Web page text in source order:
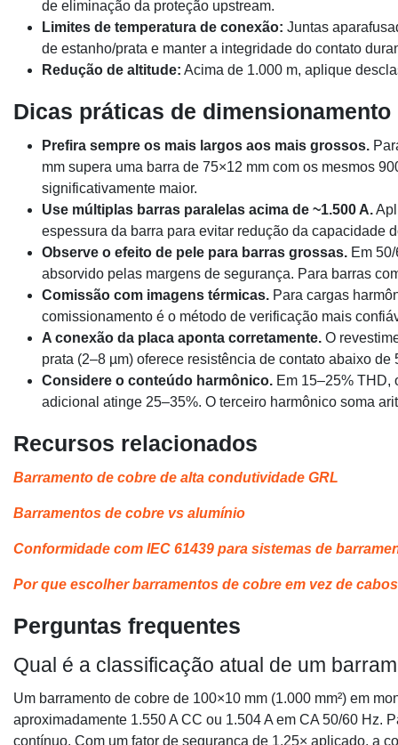
de eliminação da proteção upstream.
Limites de temperatura de conexão: Juntas
de estanho/prata e manter a integridade do contato
Redução de altitude: Acima de 1.000 m, aplique
Dicas práticas de
Prefira sempre os mais largos aos mais grossos.
mm supera uma barra de 75×12 mm com os mesmos
significativamente maior.
Use múltiplas barras paralelas acima de ~1.500 A.
espessura da barra para evitar redução da capacidade
Observe o efeito de pele para barras grossas. Em
absorvido pelas margens de segurança. Para barras
Comissão com imagens térmicas. Para cargas
comissionamento é o método de verificação mais
A conexão da placa aponta corretamente. O
prata (2–8 µm) oferece resistência de contato abaixo
Considere o conteúdo harmônico. Em 15–25% THD,
adicional atinge 25–35%. O terceiro harmônico soma
Recursos relacionados
Barramento de cobre de alta condutividade GRL
Barramentos de cobre vs alumínio
Conformidade com IEC 61439 para sistemas de
Por que escolher barramentos de cobre em vez de cabos
Perguntas frequentes
Qual é a classificação atual de um
Um barramento de cobre de 100×10 mm (1.000 mm²) em
aproximadamente 1.550 A CC ou 1.504 A em CA 50/60 Hz.
contínuo. Com um fator de segurança de 1,25× aplicado, a